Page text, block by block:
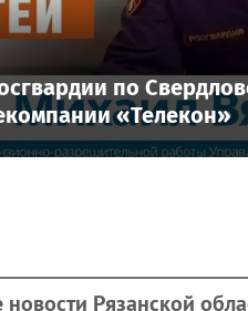
по
«Телекон»
новости Рязанской